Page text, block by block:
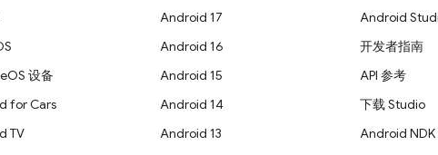
设备
for Cars
TV
Android 17
Android 16
Android 15
Android 14
Android 13
Android
开发者指南
API 参考
下载 Studio
Android NDK